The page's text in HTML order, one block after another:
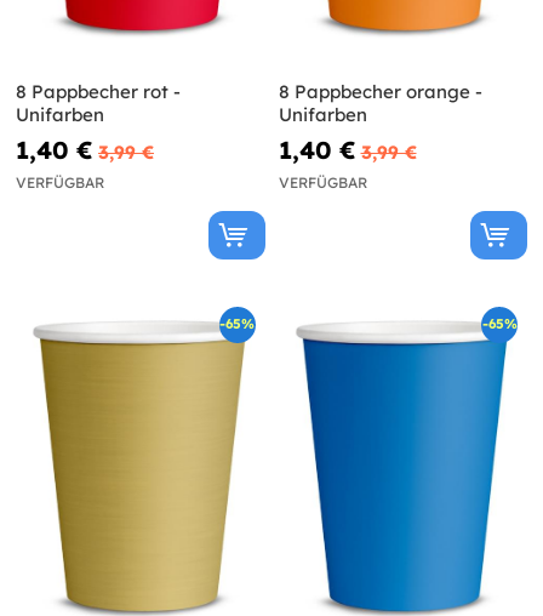
8 Pappbecher rot -
Unifarben
1,40 € 3,99 €
VERFÜGBAR
8 Pappbecher orange -
Unifarben
1,40 € 3,99 €
VERFÜGBAR
-65% -65%